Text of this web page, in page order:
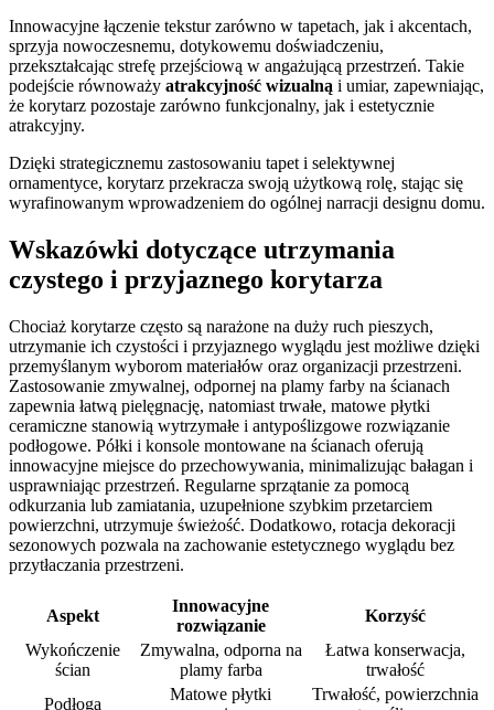
Innowacyjne łączenie tekstur zarówno w tapetach, jak i akcentach,
sprzyja nowoczesnemu, dotykowemu doświadczeniu,
przekształcając strefę przejściową w angażującą przestrzeń. Takie
podejście równoważy atrakcyjność wizualną i umiar, zapewniając,
że korytarz pozostaje zarówno funkcjonalny, jak i estetycznie
atrakcyjny.
Dzięki strategicznemu zastosowaniu tapet i selektywnej
ornamentyce, korytarz przekracza swoją użytkową rolę, stając się
wyrafinowanym wprowadzeniem do ogólnej narracji designu domu.
Wskazówki dotyczące utrzymania
czystego i przyjaznego korytarza
Chociaż korytarze często są narażone na duży ruch pieszych,
utrzymanie ich czystości i przyjaznego wyglądu jest możliwe dzięki
przemyślanym wyborom materiałów oraz organizacji przestrzeni.
Zastosowanie zmywalnej, odpornej na plamy farby na ścianach
zapewnia łatwą pielęgnację, natomiast trwałe, matowe płytki
ceramiczne stanowią wytrzymałe i antypoślizgowe rozwiązanie
podłogowe. Półki i konsole montowane na ścianach oferują
innowacyjne miejsce do przechowywania, minimalizując bałagan i
usprawniając przestrzeń. Regularne sprzątanie za pomocą
odkurzania lub zamiatania, uzupełnione szybkim przetarciem
powierzchni, utrzymuje świeżość. Dodatkowo, rotacja dekoracji
sezonowych pozwala na zachowanie estetycznego wyglądu bez
przytłaczania przestrzeni.
Aspekt
Innowacyjne
rozwiązanie
Korzyść
Wykończenie
ścian
Zmywalna, odporna na
plamy farba
Łatwa konserwacja,
trwałość
Podłoga
Matowe płytki
Trwałość, powierzchnia